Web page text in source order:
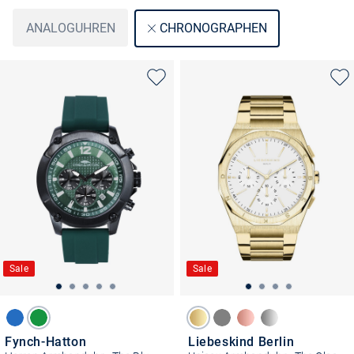
ANALOGUHREN CHRONOGRAPHEN
Sale
Fynch-Hatton
Sale
Liebeskind Berlin